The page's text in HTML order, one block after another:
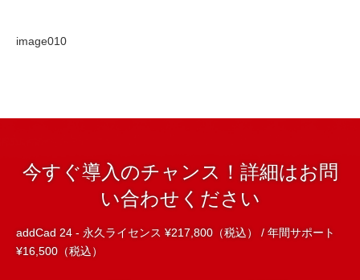
image010
今すぐ導入のチャンス！詳細はお問
い合わせください
addCad 24 - 永久ライセンス ¥217,800（税込） / 年間サポート
¥16,500（税込）